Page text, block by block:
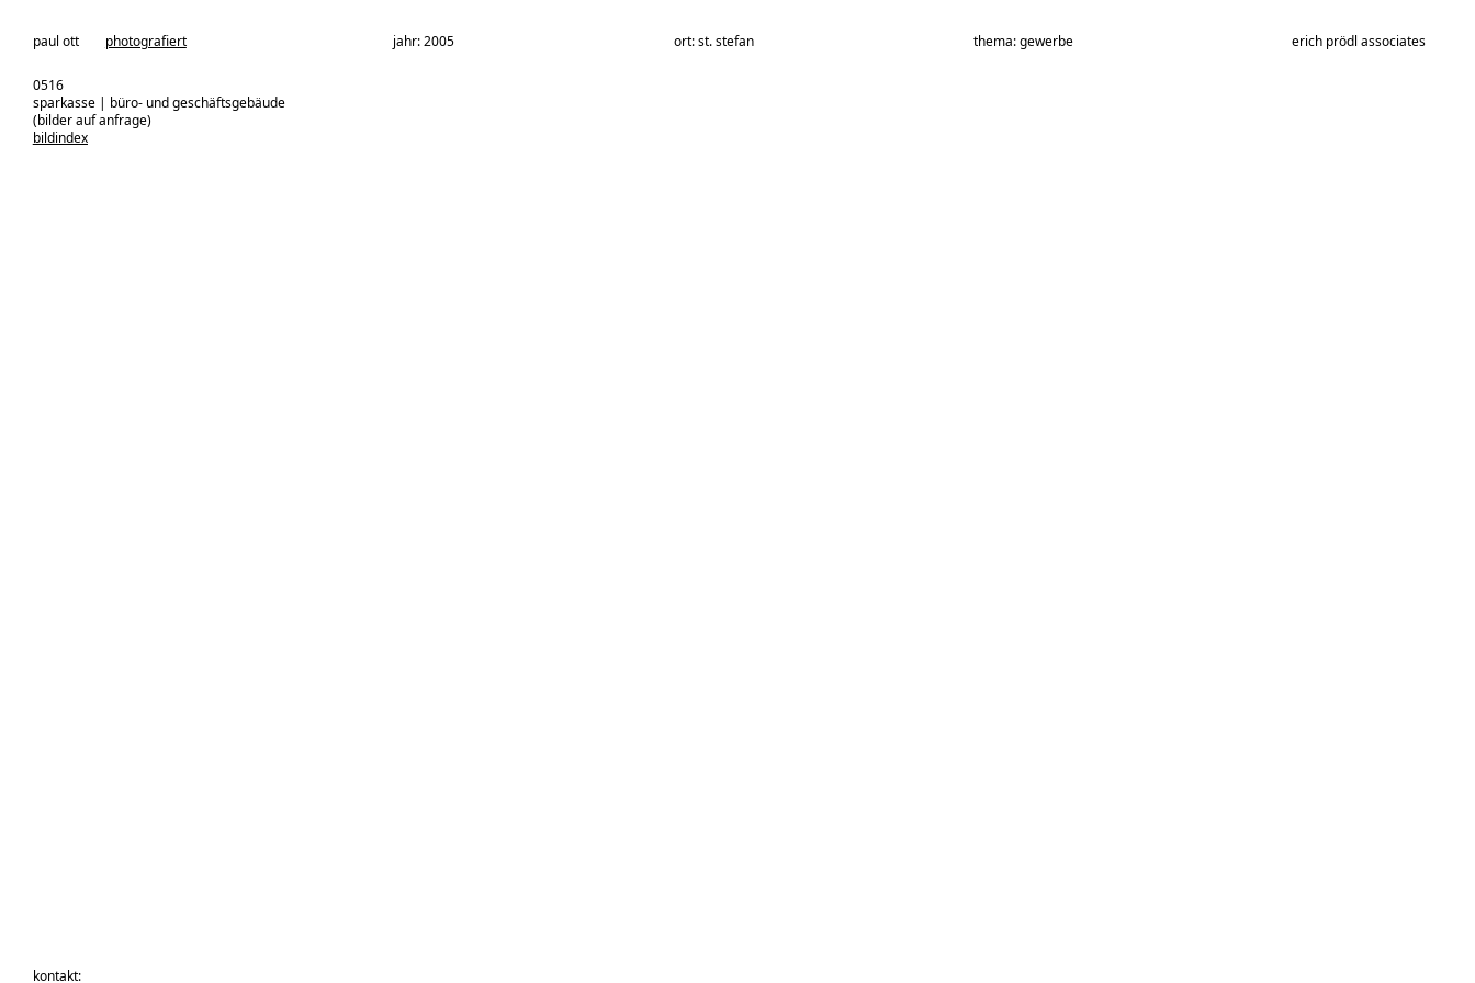
paul ott photografiert jahr: 2005 ort: st. stefan thema: gewerbe
erich prödl associates
0516
sparkasse | büro- und geschäftsgebäude
(bilder auf anfrage)
bildindex
kontakt: